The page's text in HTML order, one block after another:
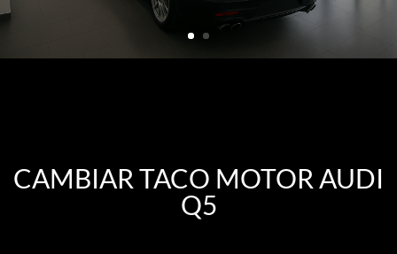
CAMBIAR TACO MOTOR AUDI
Q5